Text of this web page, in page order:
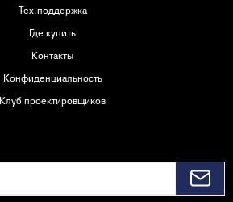
Тех.поддержка
Где купить
Контакты
Конфиденциальность
Клуб проектировщиков